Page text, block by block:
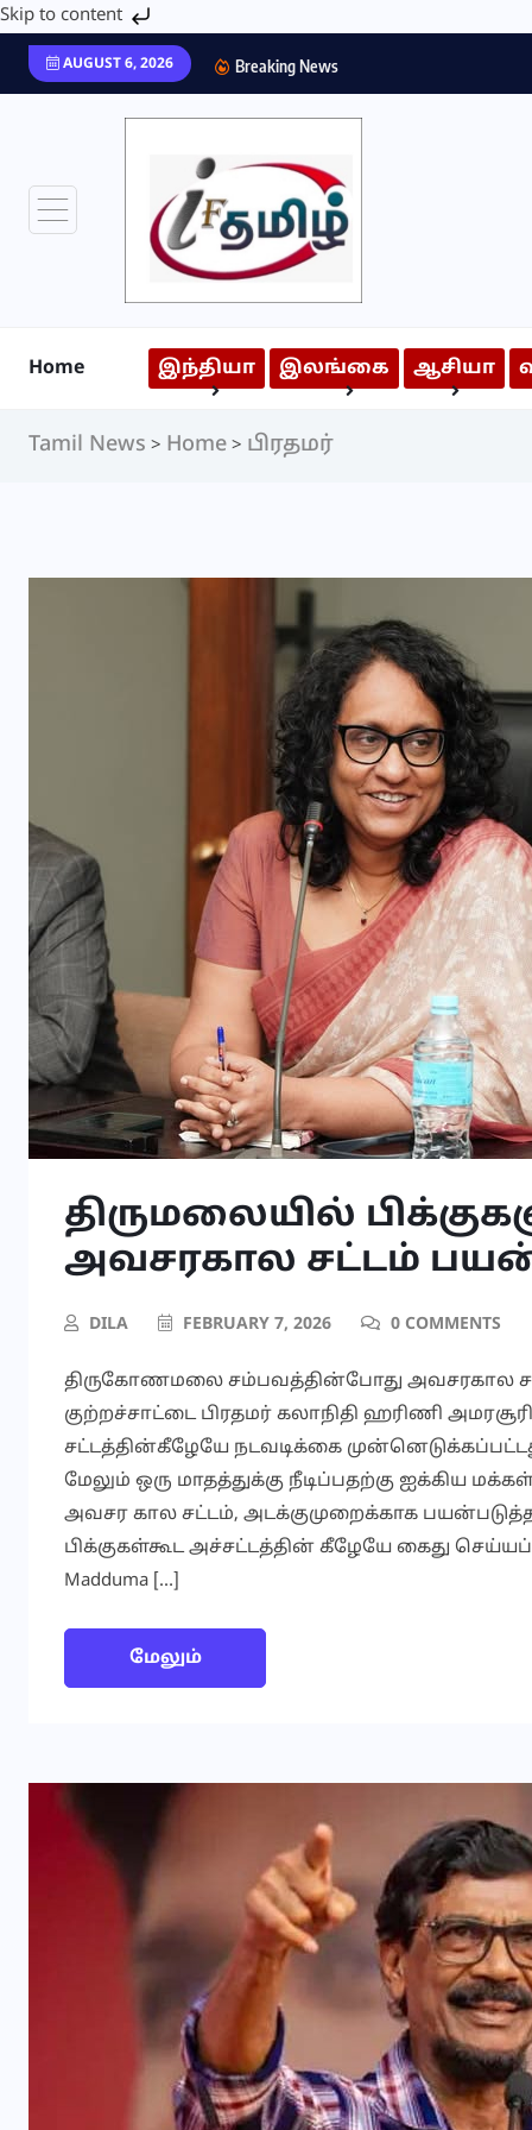
Skip to content
AUGUST 6, 2026 Breaking News
Home இந்தியா இலங்கை ஆசியா
Tamil News > Home > பிரதமர்
திருமலையில்
அவசரகால சட்டம்
DILA FEBRUARY 7, 2026 0 COMMENTS
திருகோணமலை சம்பவத்தின்போது அவசரகால
குற்றச்சாட்டை பிரதமர் கலாநிதி ஹரிணி
சட்டத்தின்கீழேயே நடவடிக்கை
மேலும் ஒரு மாதத்துக்கு நீடிப்பதற்கு ஐக்கிய
அவசர கால சட்டம், அடக்குமுறைக்காக
பிக்குகள்கூட அச்சட்டத்தின் கீழேயே கைது
Madduma […]
மேலும்